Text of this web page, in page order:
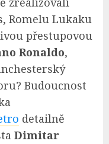
Romelu Lukaku
přestupovou
Ronaldo,
Budoucnost
detailně
Dimitar